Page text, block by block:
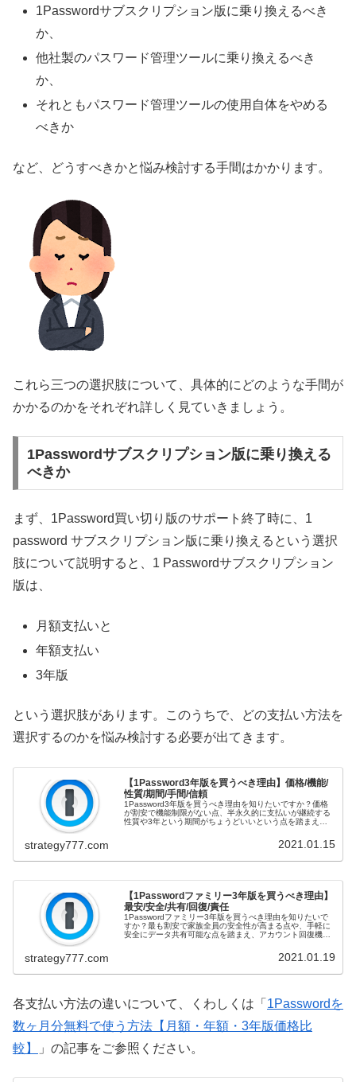
1Passwordサブスクリプション版に乗り換えるべき
か、
他社製のパスワード管理ツールに乗り換えるべき
か、
それともパスワード管理ツールの使用自体をやめる
べきか
など、どうすべきかと悩み検討する手間はかかります。
これら三つの選択肢について、具体的にどのような手間が
かかるのかをそれぞれ詳しく見ていきましょう。
1Passwordサブスクリプション版に乗り換える
べきか
まず、1Password買い切り版のサポート終了時に、1
password サブスクリプション版に乗り換えるという選択
肢について説明すると、1 Passwordサブスクリプション
版は、
月額支払いと
年額支払い
3年版
という選択肢があります。このうちで、どの支払い方法を
選択するのかを悩み検討する必要が出てきます。
【1Password3年版を買うべき理由】価格/機能/
性質/期間/手間/信頼
1Password3年版を買うべき理由を知りたいですか？価格
が割安で機能制限がない点、半永久的に支払いが継続する
性質や3年という期間がちょうどいいという点を踏まえ、
strategy777.com 2021.01.15
【1Passwordファミリー3年版を買うべき理由】
最安/安全/共有/回復/責任
1Passwordファミリー3年版を買うべき理由を知りたいで
すか？最も割安で家族全員の安全性が高まる点や、手軽に
安全にデータ共有可能な点を踏まえ、アカウント回復機能
strategy777.com 2021.01.19
各支払い方法の違いについて、くわしくは「 1Passwordを
数ヶ月分無料で使う方法【月額・年額・3年版価格比
較】
」の記事をご参照ください。